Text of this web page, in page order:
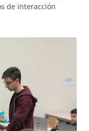
de interacción